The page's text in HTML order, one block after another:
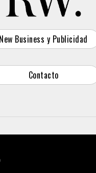
New Business y Publicidad
Contacto
Antonio Pirala 29.